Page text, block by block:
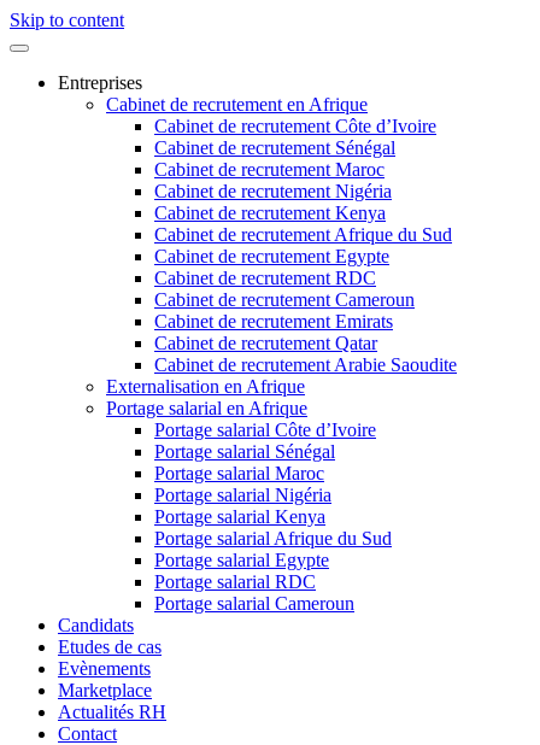
Skip to content
Entreprises
Cabinet de recrutement en Afrique
Cabinet de recrutement Côte d’Ivoire
Cabinet de recrutement Sénégal
Cabinet de recrutement Maroc
Cabinet de recrutement Nigéria
Cabinet de recrutement Kenya
Cabinet de recrutement Afrique du Sud
Cabinet de recrutement Egypte
Cabinet de recrutement RDC
Cabinet de recrutement Cameroun
Cabinet de recrutement Emirats
Cabinet de recrutement Qatar
Cabinet de recrutement Arabie Saoudite
Externalisation en Afrique
Portage salarial en Afrique
Portage salarial Côte d’Ivoire
Portage salarial Sénégal
Portage salarial Maroc
Portage salarial Nigéria
Portage salarial Kenya
Portage salarial Afrique du Sud
Portage salarial Egypte
Portage salarial RDC
Portage salarial Cameroun
Candidats
Etudes de cas
Evènements
Marketplace
Actualités RH
Contact